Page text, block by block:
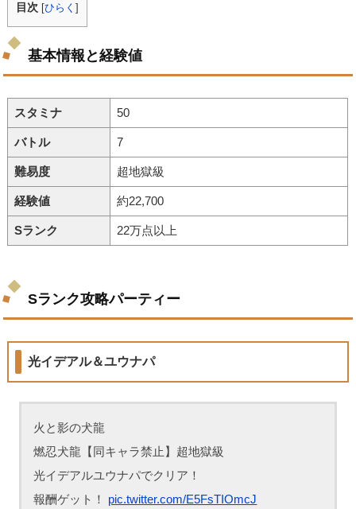
目次 [ひらく]
基本情報と経験値
スタミナ 50
バトル 7
難易度 超地獄級
経験値 約22,700
Sランク 22万点以上
Sランク攻略パーティー
光イデアル＆ユウナパ
火と影の犬龍
燃忍犬龍【同キャラ禁止】超地獄級
光イデアルユウナパでクリア！
報酬ゲット！ pic.twitter.com/E5FsTIOmcJ